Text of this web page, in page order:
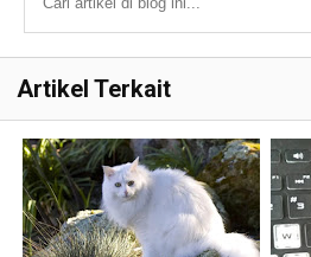
Artikel Terkait